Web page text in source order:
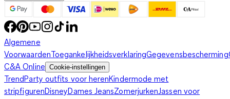
Algemene
VoorwaardenToegankelijkheidsverklaringGegevensbescherming
C&A Online Cookie-instellingen
TrendParty outfits voor herenKindermode met
stripfigurenDisneyDames JeansZomerjurken Jassen voor